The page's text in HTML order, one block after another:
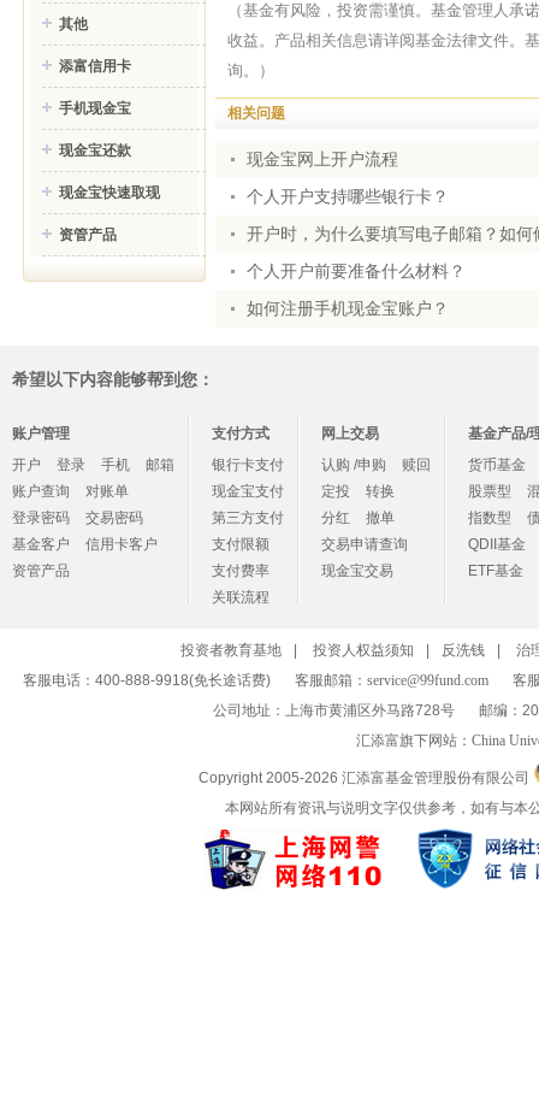
其他
添富信用卡
手机现金宝
现金宝还款
现金宝快速取现
资管产品
（基金有风险，投资需谨慎。基金管理人
收益。产品相关信息请详阅基金法律文件。
询。）
相关问题
现金宝网上开户流程
个人开户支持哪些银行卡？
开户时，为什么要填写电子邮箱？如何
个人开户前要准备什么材料？
如何注册手机现金宝账户？
希望以下内容能够帮到您：
账户管理
开户
登录 手机
邮箱
账户查询
对账单
登录密码
交易密码
基金客户
信用卡客户
资管产品
支付方式
银行卡支付
现金宝支付
第三方支付
支付限额
支付费率
关联流程
网上交易
认购 /申购
赎回
定投
转换
分红
撤单
交易申请查询
现金宝交易
基金产品/
货币基金
股票型
指数型
QDII基金
ETF基金
投资者教育基地 投资人权益须知 反洗钱
治
客服电话：400-888-9918(免长途话费)
客服邮箱：service@99fund.com
客
公司地址：上海市黄浦区外马路728号
邮编：
汇添富旗下网站：China
Copyright 2005-2026 汇添富基金管理股份有限公司
本网站所有资讯与说明文字仅供参考，如有与本